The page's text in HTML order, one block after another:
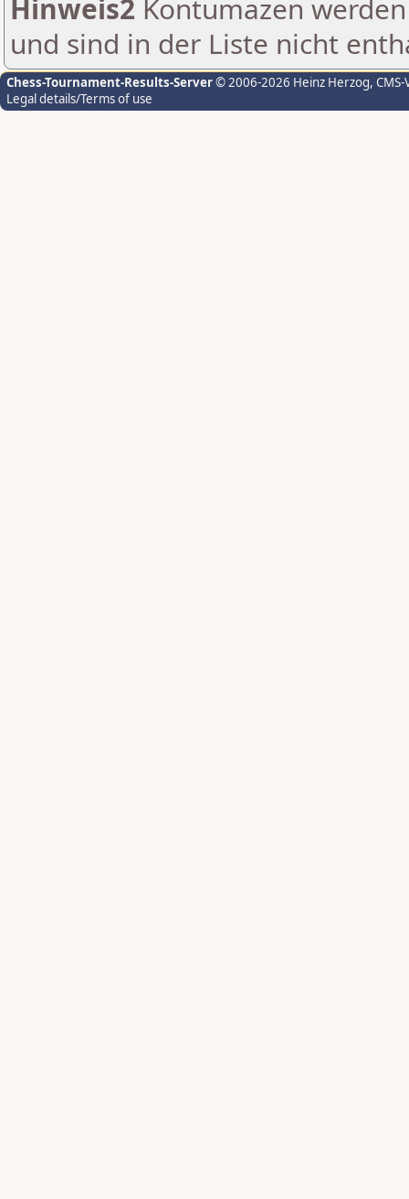
Hinweis2 Kontumazen
und sind in der Liste nicht
Chess-Tournament-Results-Server© 2006-2026 Heinz Herzog,
Legal details/Terms of use